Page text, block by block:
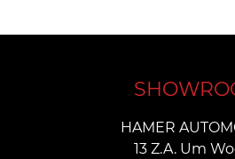
HAMER
13 Z.A. Um